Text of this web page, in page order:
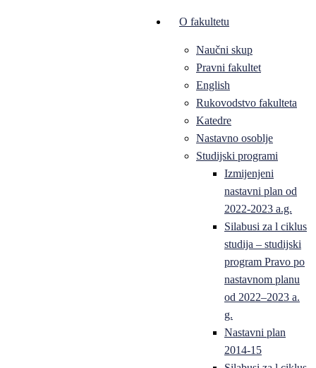
O fakultetu
Naučni skup
Pravni fakultet
English
Rukovodstvo fakulteta
Katedre
Nastavno osoblje
Studijski programi
Izmijenjeni
nastavni plan od
2022-2023 a.g.
Silabusi za l ciklus
studija – studijski
program Pravo po
nastavnom planu
od 2022–2023 a.
g.
Nastavni plan
2014-15